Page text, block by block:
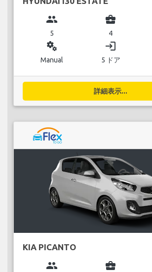
group
5
business_center
4
miscellaneous_services
Manual
login
5 ドア
詳細表示...
KIA PICANTO
group business_center